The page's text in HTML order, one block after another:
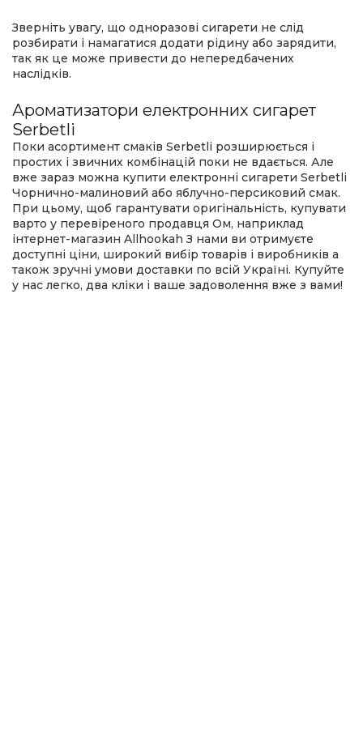
Зверніть увагу, що одноразові сигарети не слід
розбирати і намагатися додати рідину або зарядити,
так як це може привести до непередбачених
наслідків.
Ароматизатори електронних сигарет
Serbetli
Поки асортимент смаків Serbetli розширюється і
простих і звичних комбінацій поки не вдається. Але
вже зараз можна купити електронні сигарети Serbetli
Чорнично-малиновий або яблучно-персиковий смак.
При цьому, щоб гарантувати оригінальність, купувати
варто у перевіреного продавця Ом, наприклад
інтернет-магазин Allhookah З нами ви отримуєте
доступні ціни, широкий вибір товарів і виробників а
також зручні умови доставки по всій Україні. Купуйте
у нас легко, два кліки і ваше задоволення вже з вами!